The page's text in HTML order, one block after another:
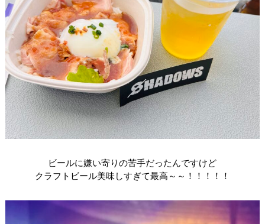
ビールに嫌い寄りの苦手だったんですけど
クラフトビール美味しすぎて最高～～！！！！！